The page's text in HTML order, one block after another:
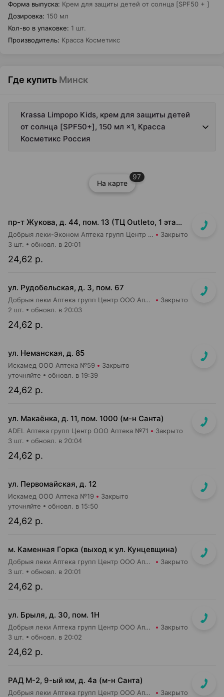
Форма выпуска: Крем для защиты детей от солнца [SPF50 + ]
Дозировка: 150 мл
Кол-во в упаковке: 1 шт.
Производитель: Красса Косметикс
Где купить Минск
Krassa Limpopo Kids, крем для защиты детей
от солнца [SPF50+], 150 мл ×1, Красса
Косметикс Россия
На карте
97
пр-т Жукова, д. 44, пом. 13 (ТЦ Outleto, 1 этаж, около касс гипермаркета Соседи)
Добрыя леки-Эконом Аптека групп Центр ООО Аптека №109 Закрыто
24,62 р.
3 шт. обновл. в 20:01
ул. Рудобельская, д. 3, пом. 67
Добрыя леки Аптека групп Центр ООО Аптека №54 Закрыто
24,62 р.
2 шт. обновл. в 20:03
ул. Неманская, д. 85
Искамед ООО Аптека №59 Закрыто
24,62 р.
уточняйте обновл. в 19:39
ул. Макаёнка, д. 11, пом. 1000 (м-н Санта)
ADEL Аптека групп Центр ООО Аптека №71 Закрыто
24,62 р.
3 шт. обновл. в 20:04
ул. Первомайская, д. 12
Искамед ООО Аптека №19 Закрыто
24,62 р.
уточняйте обновл. в 15:50
м. Каменная Горка (выход к ул. Кунцевщина)
Добрыя леки Аптека групп Центр ООО Аптека №13 Закрыто
24,62 р.
3 шт. обновл. в 20:01
ул. Брыля, д. 30, пом. 1Н
Добрыя леки Аптека групп Центр ООО Аптека №25 Закрыто
24,62 р.
3 шт. обновл. в 20:02
РАД М-2, 9-ый км, д. 4а (м-н Санта)
Добрыя леки Аптека групп Центр ООО Аптека №97 Закрыто